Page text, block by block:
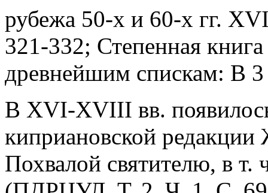
рубежа 50-х и 60-х гг.
321-332; Степенная
древнейшим спискам: В
В XVI-XVIII вв.
киприановской
Похвалой святителю, в